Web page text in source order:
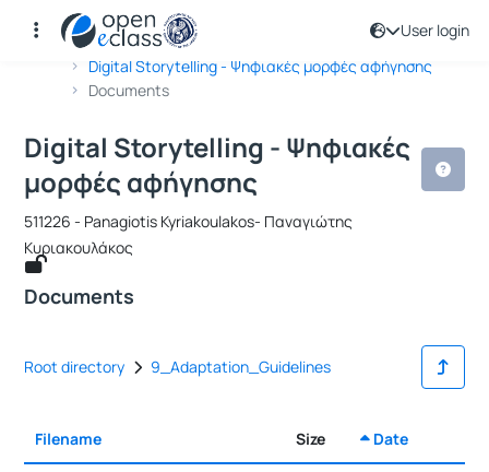
User login
Αρχική Σελίδα
Digital Storytelling - Ψηφιακές μορφές αφήγησης
Documents
Course : Digital Storytelling -
Course code : 511226
Digital Storytelling - Ψηφιακές
μορφές αφήγησης
511226 - Panagiotis Kyriakoulakos- Παναγιώτης
Κυριακουλάκος
Documents
Root directory 9_Adaptation_Guidelines
Filename Size Date